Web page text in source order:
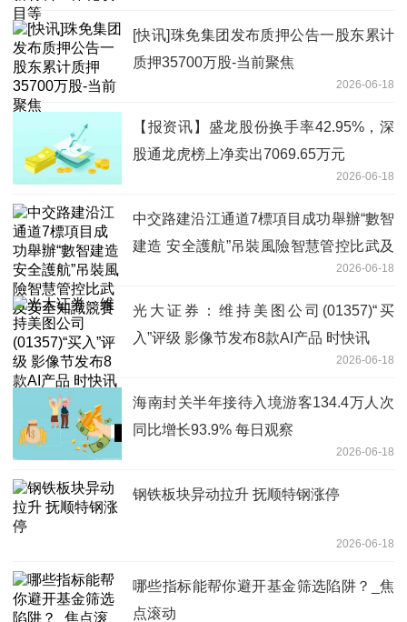
[快讯]珠免集团发布质押公告一股东累计
质押35700万股-当前聚焦
2026-06-18
【报资讯】盛龙股份换手率42.95%，深
股通龙虎榜上净卖出7069.65万元
2026-06-18
中交路建沿江通道7標項目成功舉辦“數智
建造 安全護航”吊裝風險智慧管控比武及
2026-06-18
光大证券：维持美图公司(01357)“买
入”评级 影像节发布8款AI产品 时快讯
2026-06-18
海南封关半年接待入境游客134.4万人次
同比增长93.9% 每日观察
2026-06-18
钢铁板块异动拉升 抚顺特钢涨停
2026-06-18
哪些指标能帮你避开基金筛选陷阱？_焦
点滚动